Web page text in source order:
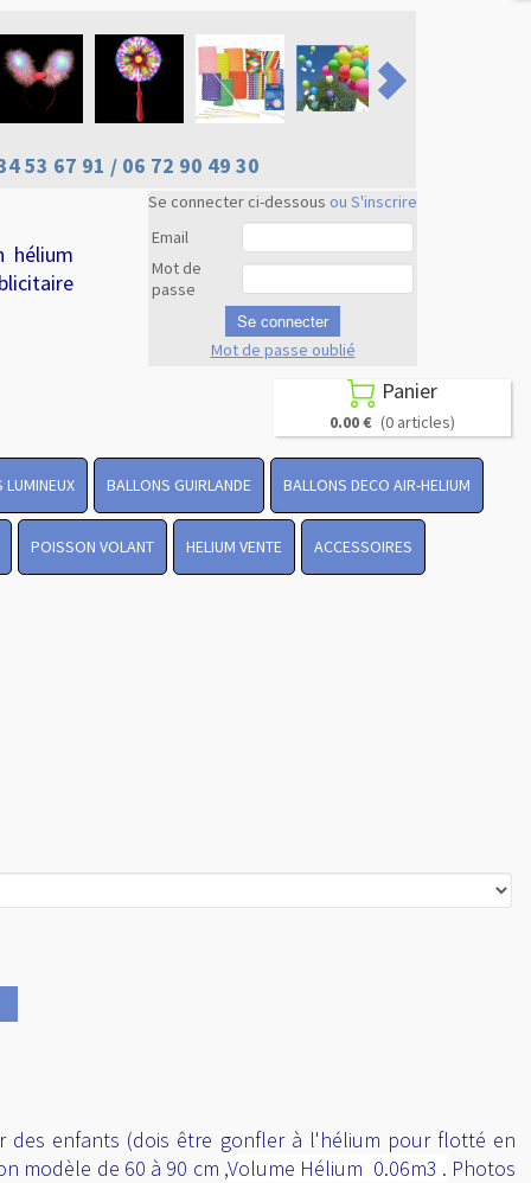
53 67 91 / 06 72 90 49 30
Se connecter ci-dessous ou S'inscrire
Email
Mot de
passe
Se connecter
Mot de passe oublié
hélium
 Panier
0.00 € (0 articles)
LUMINEUX BALLONS GUIRLANDE BALLONS DECO AIR-HELIUM
POISSON VOLANT HELIUM VENTE ACCESSOIRES
enfants (dois être gonfler à l'hélium pour flotté en
modèle de 60 à 90 cm ,Volume Hélium 0.06m3 . Photos